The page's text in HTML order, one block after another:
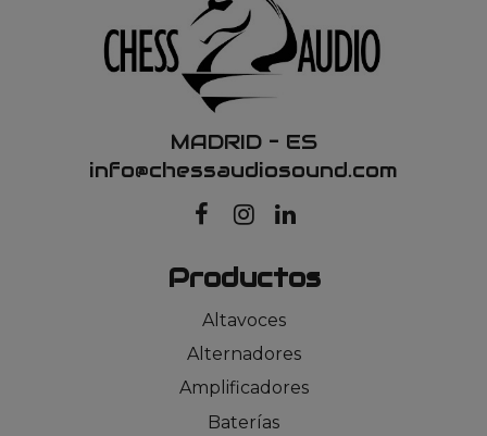
MADRID – ES
info@chessaudiosound.com
Productos
Altavoces
Alternadores
Amplificadores
Baterías